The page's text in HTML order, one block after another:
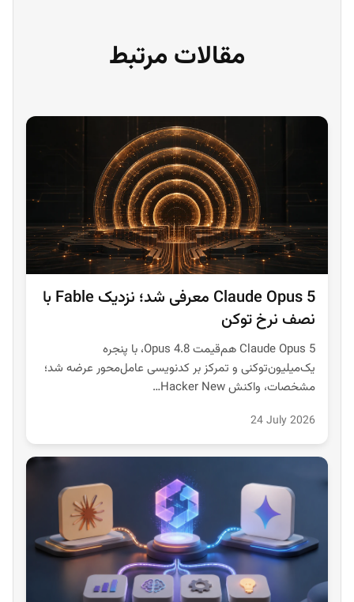
مقالات مرتبط
Claude Opus 5 معرفی شد؛ نزدیک Fable با
نصف نرخ توکن
Claude Opus 5 هم‌قیمت Opus 4.8، با پنجره
یک‌میلیون‌توکنی و تمرکز بر کدنویسی عامل‌محور عرضه شد؛
مشخصات، واکنش Hacker New…
24 July 2026